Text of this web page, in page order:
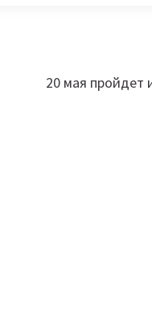
20 мая пройдет